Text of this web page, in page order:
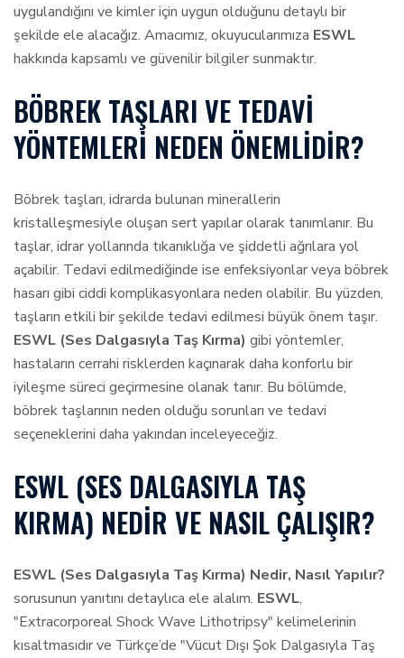
uygulandığını ve kimler için uygun olduğunu detaylı bir
şekilde ele alacağız. Amacımız, okuyucularımıza ESWL
hakkında kapsamlı ve güvenilir bilgiler sunmaktır.
BÖBREK TAŞLARI VE TEDAVI
YÖNTEMLERI NEDEN ÖNEMLIDIR?
Böbrek taşları, idrarda bulunan minerallerin
kristalleşmesiyle oluşan sert yapılar olarak tanımlanır. Bu
taşlar, idrar yollarında tıkanıklığa ve şiddetli ağrılara yol
açabilir. Tedavi edilmediğinde ise enfeksiyonlar veya böbrek
hasarı gibi ciddi komplikasyonlara neden olabilir. Bu yüzden,
taşların etkili bir şekilde tedavi edilmesi büyük önem taşır.
ESWL (Ses Dalgasıyla Taş Kırma) gibi yöntemler,
hastaların cerrahi risklerden kaçınarak daha konforlu bir
iyileşme süreci geçirmesine olanak tanır. Bu bölümde,
böbrek taşlarının neden olduğu sorunları ve tedavi
seçeneklerini daha yakından inceleyeceğiz.
ESWL (SES DALGASIYLA TAŞ
KIRMA) NEDIR VE NASIL ÇALIŞIR?
ESWL (Ses Dalgasıyla Taş Kırma) Nedir, Nasıl Yapılır?
sorusunun yanıtını detaylıca ele alalım. ESWL,
"Extracorporeal Shock Wave Lithotripsy" kelimelerinin
kısaltmasıdır ve Türkçe’de "Vücut Dışı Şok Dalgasıyla Taş